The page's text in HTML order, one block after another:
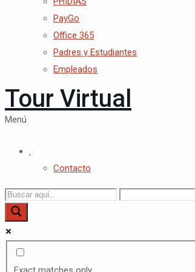
PayGo
Office 365
Padres y Estudiantes
Empleados
Tour Virtual
Menú
.
Contacto